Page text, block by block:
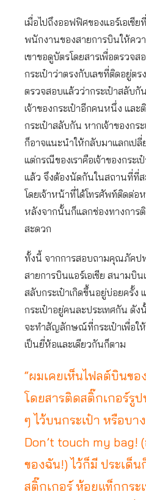
เมื่อไปถึงออฟฟิศของแอร์เอเชี
พนักงานของสายการบินให้คว
เขาขอดูบัตรโดยสารเพื่อตรวจส
กระเป๋าว่าตรงกับเลขที่ติดอยู่ต
ตรวจสอบแล้วว่ากระเป๋าสลับ
เจ้าของกระเป๋าอีกคนหนึ่ง และ
กระเป๋าสลับกัน หากเจ้าของกร
ก็อาจแนะนำให้กลับมาแลกเป
แต่กรณีของเราคือเจ้าของกระ
แล้ว จึงต้องนัดกันในสถานที่ที่ส
โดยเจ้าหน้าที่ได้โทรศัพท์ติดต่อห
หลังจากนั้นก็แลกช่องทางการ
สะดวก
ทั้งนี้ จากการสอบถามคุณภัค
สายการบินแอร์เอเชีย สนามบิ
สลับกระเป๋าเกิดขึ้นอยู่บ่อยครั้ง
กระเป๋าอยู่คนละประเทศกัน ดั
จะทำสัญลักษณ์ที่กระเป๋าเพื่อใ
เป็นยี่ห้อและเดียวกันก็ตาม
“ผมเคยเห็นไฟลต์บินขอ
โดยสารติดสติ๊กเกอร์รู
ๆ ไว้บนกระเป๋า หรือบ
Don’t touch my bag!
ของฉัน!) ไว้ก็มี ประเด็น
สติ๊กเกอร์ ห้อยแท็กกระ